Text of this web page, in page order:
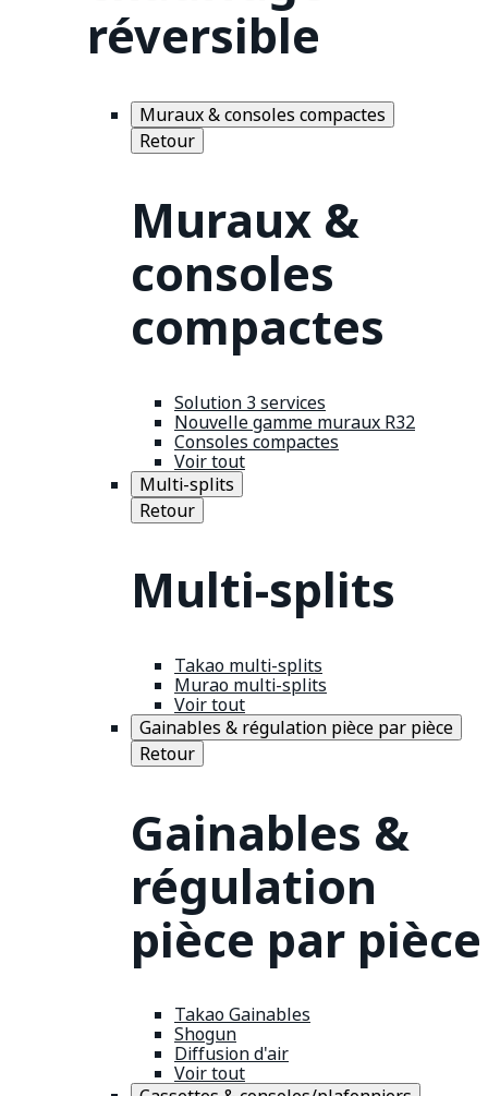
réversible
Muraux & consoles compactes
Retour
Muraux &
consoles
compactes
Solution 3 services
Nouvelle gamme muraux R32
Consoles compactes
Voir tout
Multi-splits
Retour
Multi-splits
Takao multi-splits
Murao multi-splits
Voir tout
Gainables & régulation pièce par pièce
Retour
Gainables &
régulation
pièce par pièce
Takao Gainables
Shogun
Diffusion d'air
Voir tout